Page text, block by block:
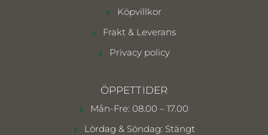
Köpvillkor
Frakt & Leverans
Privacy policy
ÖPPETTIDER
Mån-Fre: 08.00 – 17.00
Lördag & Söndag: Stängt